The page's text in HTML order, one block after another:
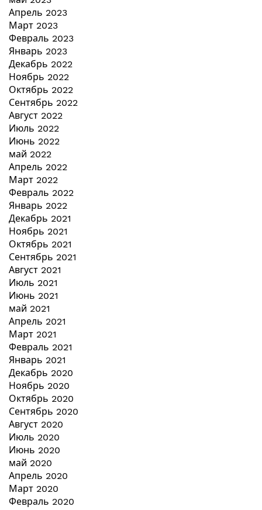
Апрель 2023
Март 2023
Февраль 2023
Январь 2023
Декабрь 2022
Ноябрь 2022
Октябрь 2022
Сентябрь 2022
Август 2022
Июль 2022
Июнь 2022
май 2022
Апрель 2022
Март 2022
Февраль 2022
Январь 2022
Декабрь 2021
Ноябрь 2021
Октябрь 2021
Сентябрь 2021
Август 2021
Июль 2021
Июнь 2021
май 2021
Апрель 2021
Март 2021
Февраль 2021
Январь 2021
Декабрь 2020
Ноябрь 2020
Октябрь 2020
Сентябрь 2020
Август 2020
Июль 2020
Июнь 2020
май 2020
Апрель 2020
Март 2020
Февраль 2020